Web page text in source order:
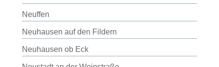
Neuffen
Neuhausen auf den Fildern
Neuhausen ob Eck